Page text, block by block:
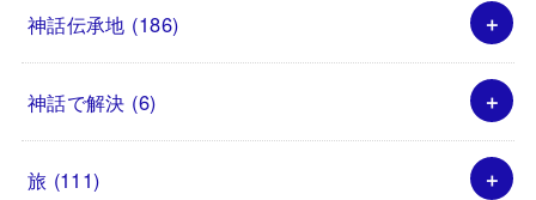
神話伝承地 (186)
神話で解決 (6)
旅 (111)